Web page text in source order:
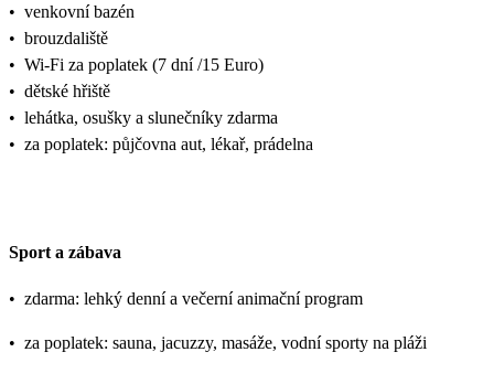
• venkovní bazén
• brouzdaliště
• Wi-Fi za poplatek (7 dní /15 Euro)
• dětské hřiště
• lehátka, osušky a slunečníky zdarma
• za poplatek: půjčovna aut, lékař, prádelna
Sport a zábava
• zdarma: lehký denní a večerní animační program
• za poplatek: sauna, jacuzzy, masáže, vodní sporty na pláži